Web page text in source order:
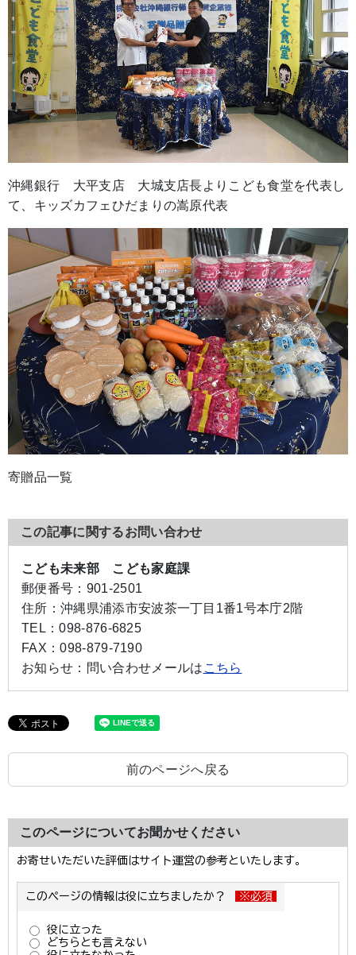
沖縄銀行 大平支店 大城支店長よりこども食堂を代表し
て、キッズカフェひだまりの嵩原代表
寄贈品一覧
この記事に関するお問い合わせ
こども未来部 こども家庭課
郵便番号： 901-2501
住所： 沖縄県浦添市安波茶一丁目1番1号本庁2階
TEL：098-876-6825
FAX：098-879-7190
お知らせ： 問い合わせメールは こちら
前のページへ戻る
このページについてお聞かせください